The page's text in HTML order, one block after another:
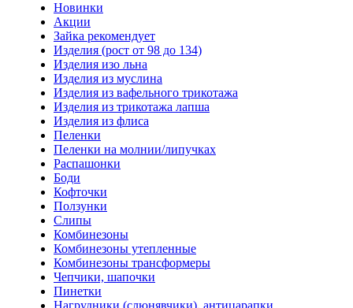
Новинки
Акции
Зайка рекомендует
Изделия (рост от 98 до 134)
Изделия изо льна
Изделия из муслина
Изделия из вафельного трикотажа
Изделия из трикотажа лапша
Изделия из флиса
Пеленки
Пеленки на молнии/липучках
Распашонки
Боди
Кофточки
Ползунки
Слипы
Комбинезоны
Комбинезоны утепленные
Комбинезоны трансформеры
Чепчики, шапочки
Пинетки
Нагрудники (слюнявчики), антицарапки